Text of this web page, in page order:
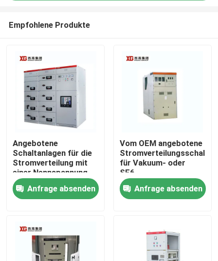
Haus
Produkte
Über uns
Empfohlene Produkte
Angebotene
Schaltanlagen für die
Stromverteilung mit
einer Nennspannung
von bis zu 17,5 KV
durch OEM
Anfrage absenden
Vom OEM angebotene
für Vakuum- oder
SF6-
Leistungsschalter und
Umgebungstemperatur
-5°C - 40°C
Anfrage absenden